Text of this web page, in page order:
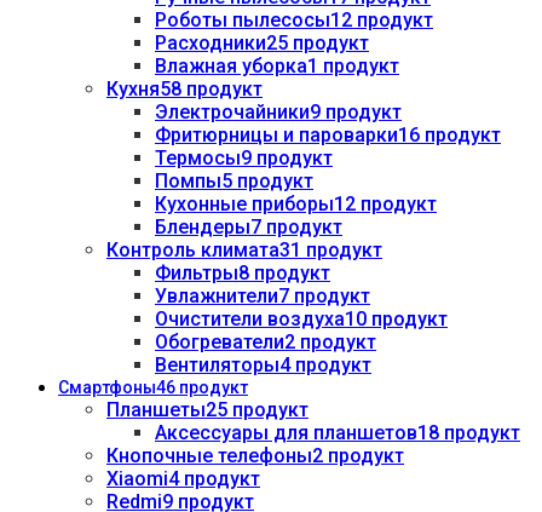
Роботы пылесосы12 продукт
Расходники25 продукт
Влажная уборка1 продукт
Кухня58 продукт
Электрочайники9 продукт
Фритюрницы и пароварки16 продукт
Термосы9 продукт
Помпы5 продукт
Кухонные приборы12 продукт
Блендеры7 продукт
Контроль климата31 продукт
Фильтры8 продукт
Увлажнители7 продукт
Очистители воздуха10 продукт
Обогреватели2 продукт
Вентиляторы4 продукт
Смартфоны46 продукт
Планшеты25 продукт
Аксессуары для планшетов18 продукт
Кнопочные телефоны2 продукт
Xiaomi4 продукт
Redmi9 продукт